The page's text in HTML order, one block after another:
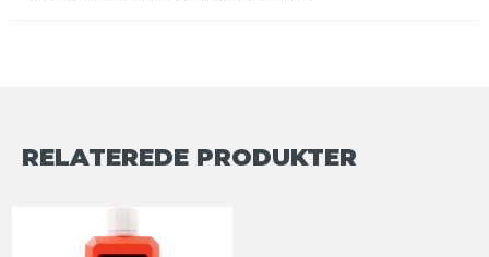
RELATEREDE PRODUKTER